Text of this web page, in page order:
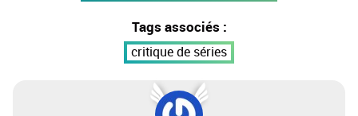
Tags associés :
critique de séries